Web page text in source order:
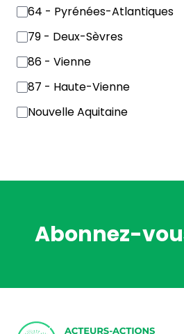
64 - Pyrénées-Atlantiques
79 - Deux-Sèvres
86 - Vienne
87 - Haute-Vienne
Nouvelle Aquitaine
Abonnez-